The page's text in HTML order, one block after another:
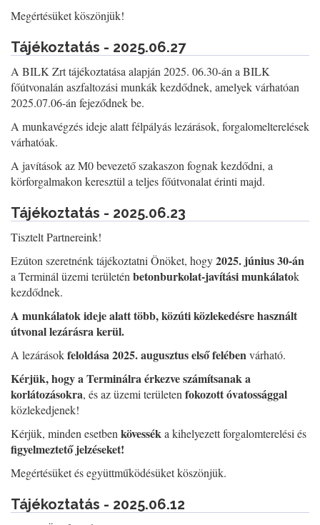
Megértésüket köszönjük!
Tájékoztatás - 2025.06.27
A BILK Zrt tájékoztatása alapján 2025. 06.30-án a BILK
főútvonalán aszfaltozási munkák kezdődnek, amelyek várhatóan
2025.07.06-án fejeződnek be.
A munkavégzés ideje alatt félpályás lezárások, forgalomelterelések
várhatóak.
A javítások az M0 bevezető szakaszon fognak kezdődni, a
körforgalmakon keresztül a teljes főútvonalat érinti majd.
Tájékoztatás - 2025.06.23
Tisztelt Partnereink!
Ezúton szeretnénk tájékoztatni Önöket, hogy2025. június 30-án
a Terminál üzemi területén betonburkolat-javítási munkálatok
kezdődnek.
A munkálatok ideje alatt több, közúti közlekedésre használt
útvonal lezárásra kerül.
A lezárásokfeloldása 2025. augusztus első felébenvárható.
Kérjük, hogy a Terminálra érkezve számítsanak a
korlátozásokra, és az üzemi területen fokozott óvatossággal
közlekedjenek!
Kérjük, minden esetben kövesséka kihelyezett forgalomterelési és
figyelmeztető jelzéseket!
Megértésüket és együttműködésüket köszönjük.
Tájékoztatás - 2025.06.12